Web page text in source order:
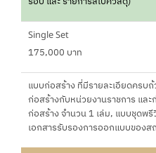
Single Set
175,000 บาท
แบบก่อสร้าง ที่มีรายละเอียดครบ
ก่อสร้างกับหน่วยงานราชการ แล
ก่อสร้าง จำนวน 1 เล่ม, แบบชุดพ
เอกสารรับรองการออกแบบของส